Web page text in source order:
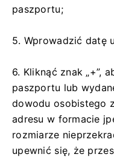
paszportu;
5. Wprowadzić datę
6. Kliknąć znak „+”,
paszportu lub
dowodu osobistego
adresu w formacie
rozmiarze
upewnić się, że